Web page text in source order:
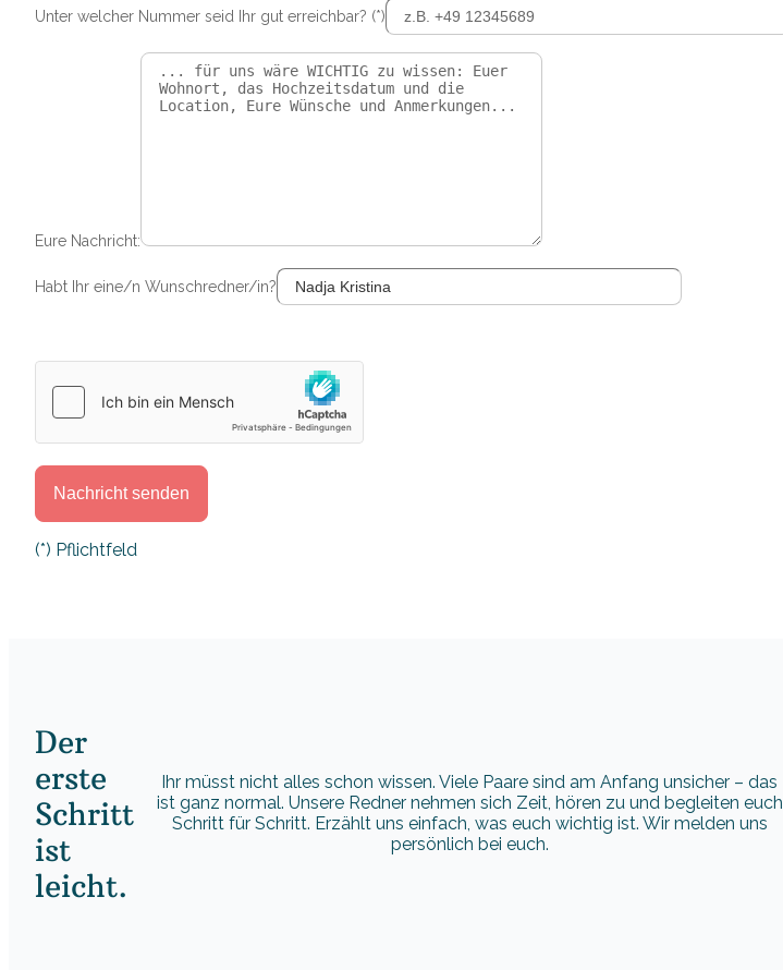
Unter welcher Nummer seid Ihr gut erreichbar? (*)
Eure Nachricht:
Habt Ihr eine/n Wunschredner/in?
(*) Pflichtfeld
Der
erste
Schritt
ist
leicht.
Ihr müsst nicht alles schon wissen. Viele Paare sind am Anfang unsicher – das
ist ganz normal. Unsere Redner nehmen sich Zeit, hören zu und begleiten euch
Schritt für Schritt. Erzählt uns einfach, was euch wichtig ist. Wir melden uns
persönlich bei euch.